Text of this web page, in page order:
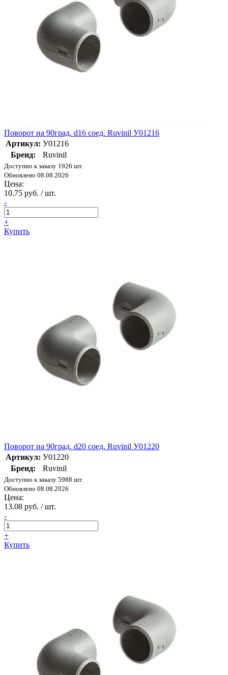
Поворот на 90град. d16 соед. Ruvinil У01216
Артикул: У01216
Бренд:
Ruvinil
Доступно к заказу 1926 шт.
Обновлено 08.08.2026
Цена:
10.75 руб. / шт.
-
+
Купить
Поворот на 90град. d20 соед. Ruvinil У01220
Артикул: У01220
Бренд:
Ruvinil
Доступно к заказу 5988 шт.
Обновлено 08.08.2026
Цена:
13.08 руб. / шт.
-
+
Купить